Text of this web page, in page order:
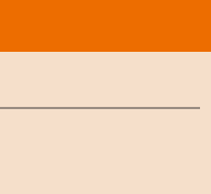
务工作，兼任董事会秘